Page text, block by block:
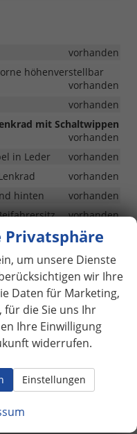
vorhanden
höhenverstellbar
vorhanden
vorhanden
mit Schaltwippen
vorhanden
in Leder
vorhanden
vorhanden
hinten
vorhanden
vorhanden
Vordersitze
vorhanden
vorhanden
mit Dimmfunktion
vorhanden
vorhanden
Sonnenblenden
vorhanden
vorhanden
Türen
um unsere Dienste
wir Ihre
Daten für Marketing,
die Sie uns Ihr
Ihre Einwilligung
widerrufen.
Einstellungen